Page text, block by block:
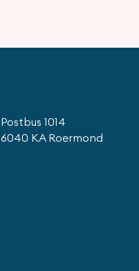
Postbus 1014
6040 KA Roermond